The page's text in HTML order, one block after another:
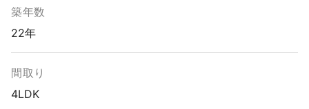
築年数
22年
間取り
4LDK